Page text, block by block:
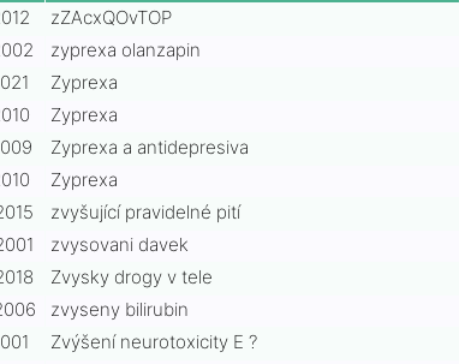
zZAcxQOvTOP
zyprexa olanzapin
Zyprexa
Zyprexa
Zyprexa a antidepresiva
Zyprexa
zvyšující pravidelné pití
zvysovani davek
Zvysky drogy v tele
zvyseny bilirubin
Zvýšení neurotoxicity E ?